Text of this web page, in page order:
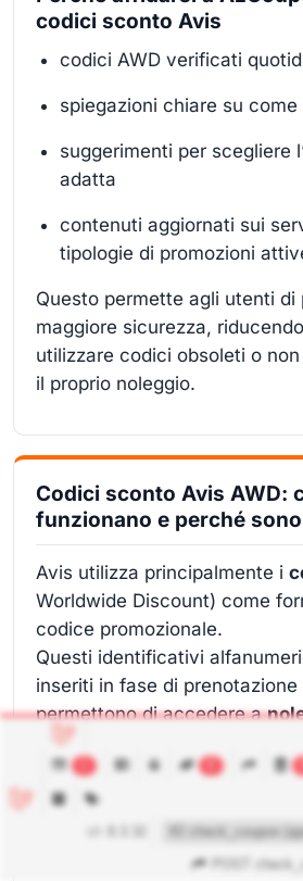
codici sconto Avis
codici AWD verificati
spiegazioni chiare su
suggerimenti per scegliere
adatta
contenuti aggiornati sui
tipologie di promozioni
Questo permette agli utenti di
maggiore sicurezza,
utilizzare codici obsoleti o
il proprio noleggio.
Codici sconto Avis AWD:
funzionano e perché
Avis utilizza principalmente i
Worldwide Discount) come
codice promozionale.
Questi identificativi
inseriti in fase di prenotazione
permettono di accedere a
scontati
categoria o servizi inclusi.
Un codice sconto Avis AWD
collegato a:
POST